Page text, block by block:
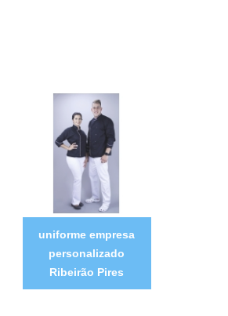
uniforme empresa
personalizado
Ribeirão Pires